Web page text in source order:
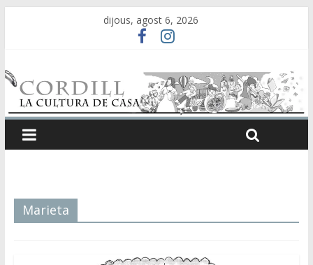
dijous, agost 6, 2026
Marieta